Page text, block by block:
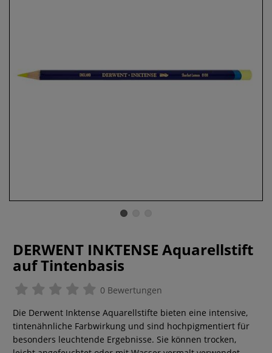
DERWENT INKTENSE Aquarellstift
auf Tintenbasis
0 Bewertungen
Die Derwent Inktense Aquarellstifte bieten eine intensive,
tintenähnliche Farbwirkung und sind hochpigmentiert für
besonders leuchtende Ergebnisse. Sie können trocken,